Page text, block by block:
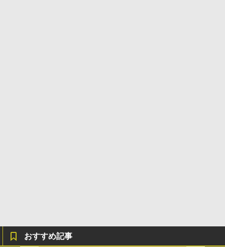
おすすめ記事